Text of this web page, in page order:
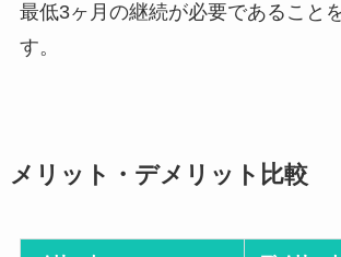
最低3ヶ月の継続が必要であること
す。
メリット・デメリット比較